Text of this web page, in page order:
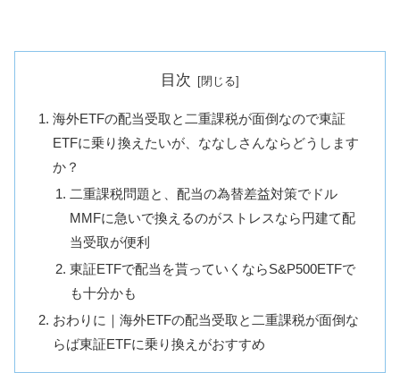
目次
海外ETFの配当受取と二重課税が面倒なので東証
ETFに乗り換えたいが、ななしさんならどうします
か？
二重課税問題と、配当の為替差益対策でドル
MMFに急いで換えるのがストレスなら円建て配
当受取が便利
東証ETFで配当を貰っていくならS&P500ETFで
も十分かも
おわりに｜海外ETFの配当受取と二重課税が面倒な
らば東証ETFに乗り換えがおすすめ